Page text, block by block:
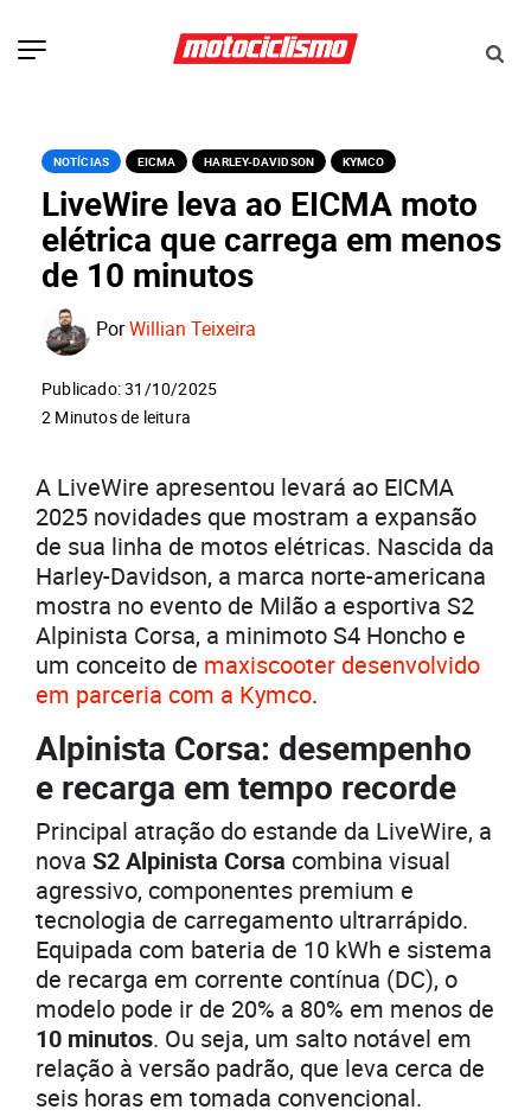
NOTÍCIAS EICMA HARLEY-DAVIDSON KYMCO
LiveWire leva ao EICMA moto
elétrica que carrega em menos
de 10 minutos
PorWillian Teixeira
Publicado: 31/10/2025
2 Minutos de leitura
A LiveWire apresentou levará ao EICMA
2025 novidades que mostram a expansão
de sua linha de motos elétricas. Nascida da
Harley-Davidson, a marca norte-americana
mostra no evento de Milão a esportiva S2
Alpinista Corsa, a minimoto S4 Honcho e
um conceito de maxiscooter desenvolvido
em parceria com a Kymco.
Alpinista Corsa: desempenho
e recarga em tempo recorde
Principal atração do estande da LiveWire, a
nova S2 Alpinista Corsa combina visual
agressivo, componentes premium e
tecnologia de carregamento ultrarrápido.
Equipada com bateria de 10 kWh e sistema
de recarga em corrente contínua (DC), o
modelo pode ir de 20% a 80% em menos de
10 minutos. Ou seja, um salto notável em
relação à versão padrão, que leva cerca de
seis horas em tomada convencional.